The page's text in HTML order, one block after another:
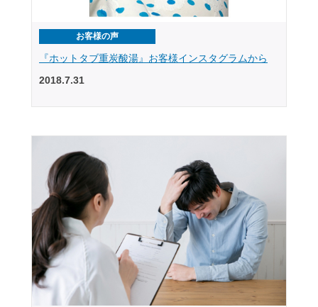
お客様の声
『ホットタブ重炭酸湯』お客様インスタグラムから
2018.7.31